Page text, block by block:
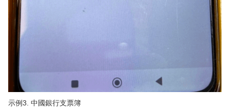
示例3. 中國銀行支票簿